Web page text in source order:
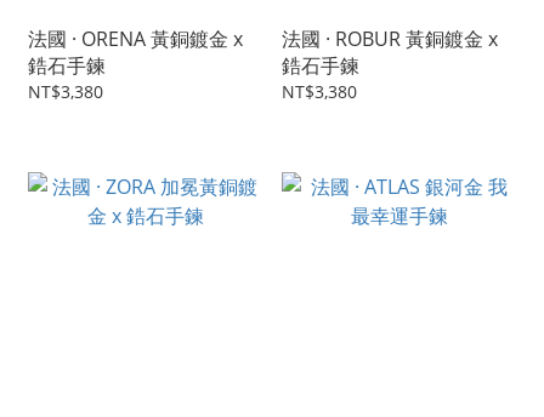
法國 · ORENA 黃銅鍍金 x
鋯石手鍊
NT$3,380
法國 · ROBUR 黃銅鍍金 x
鋯石手鍊
NT$3,380